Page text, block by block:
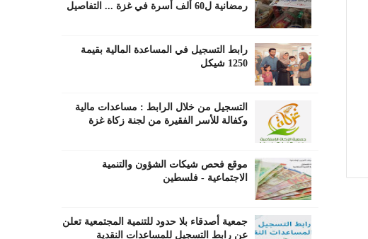
رمضانية ل60 ألف أسرة في غزة ... التفاصيل
رابط التسجيل في المساعدة المالية بقيمة
1250 شيكل
التسجيل من خلال الرابط : مساعدات مالية
وكفالة للأسر الفقيرة من لجنة زكاة غزة
موقع فحص شيكات الشؤون والتنمية
الاجتماعية - فلسطين
جمعية أصدقاء بلا حدود للتنمية المجتمعية تعلن
عن رابط التسجيل للمساعدات النقدية